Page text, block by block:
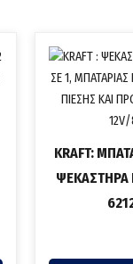
KRAFT:
ΨΕΚΑΣΤΗΡΑ